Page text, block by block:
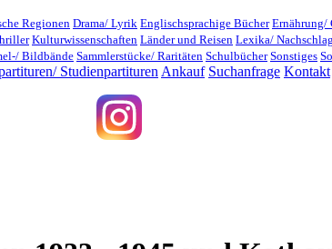
RegionenDrama/ Lyrik Englischsprachige Bücher Ernährung/
Kulturwissenschaften Länder und Reisen Lexika/
BildbändeSammlerstücke/ Raritäten Schulbücher Sonstiges
Studienpartituren Ankauf Suchanfrage Kontakt